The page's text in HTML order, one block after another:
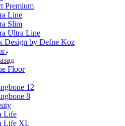
Premium
Line
Slim
Ultra Line
Design by Defne Koz
Floor
12
8
Life
Life XL